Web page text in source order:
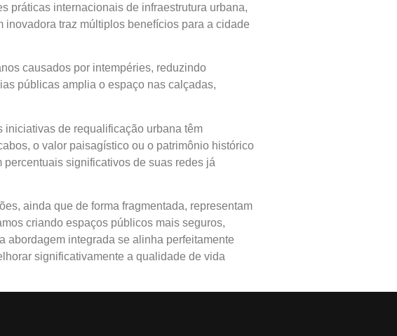
práticas internacionais de infraestrutura urbana,
traz múltiplos benefícios para a cidade
causados por intempéries, reduzindo
públicas amplia o espaço nas calçadas,
iniciativas de requalificação urbana têm
o valor paisagístico ou o patrimônio histórico
significativos de suas redes já
ainda que de forma fragmentada, representam
criando espaços públicos mais seguros,
abordagem integrada se alinha perfeitamente
significativamente a qualidade de vida